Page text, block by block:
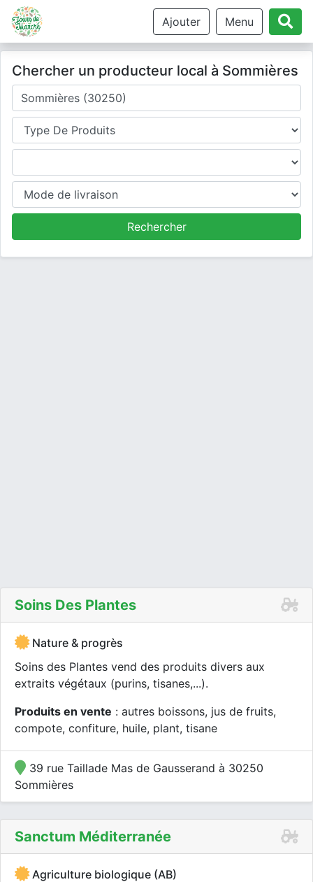
Ajouter Menu
Chercher un producteur local à Sommières
Où cherchez-vous un producteur ?
Type de produits
Produits
Mode de livraison
Rechercher
Soins Des Plantes
Nature & progrès
Soins des Plantes vend des produits divers aux
extraits végétaux (purins, tisanes,...).
Produits en vente : autres boissons, jus de fruits,
compote, confiture, huile, plant, tisane
39 rue Taillade Mas de Gausserand à 30250
Sommières
Sanctum Méditerranée
Agriculture biologique (AB)